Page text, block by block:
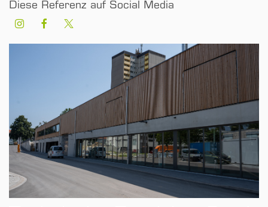
Diese Referenz auf Social Media